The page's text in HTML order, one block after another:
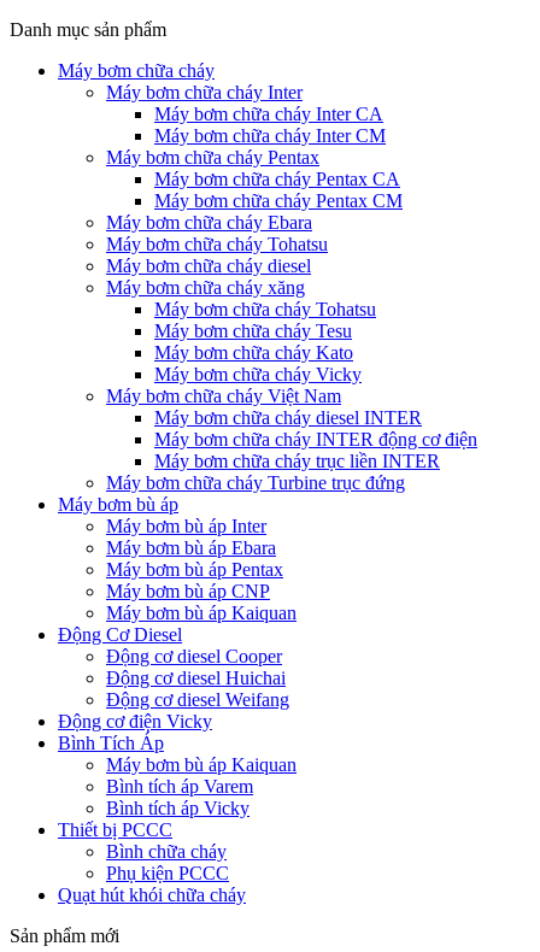
Danh mục sản phẩm
Máy bơm chữa cháy
Máy bơm chữa cháy Inter
Máy bơm chữa cháy Inter CA
Máy bơm chữa cháy Inter CM
Máy bơm chữa cháy Pentax
Máy bơm chữa cháy Pentax CA
Máy bơm chữa cháy Pentax CM
Máy bơm chữa cháy Ebara
Máy bơm chữa cháy Tohatsu
Máy bơm chữa cháy diesel
Máy bơm chữa cháy xăng
Máy bơm chữa cháy Tohatsu
Máy bơm chữa cháy Tesu
Máy bơm chữa cháy Kato
Máy bơm chữa cháy Vicky
Máy bơm chữa cháy Việt Nam
Máy bơm chữa cháy diesel INTER
Máy bơm chữa cháy INTER động cơ điện
Máy bơm chữa cháy trục liền INTER
Máy bơm chữa cháy Turbine trục đứng
Máy bơm bù áp
Máy bơm bù áp Inter
Máy bơm bù áp Ebara
Máy bơm bù áp Pentax
Máy bơm bù áp CNP
Máy bơm bù áp Kaiquan
Động Cơ Diesel
Động cơ diesel Cooper
Động cơ diesel Huichai
Động cơ diesel Weifang
Động cơ điện Vicky
Bình Tích Áp
Máy bơm bù áp Kaiquan
Bình tích áp Varem
Bình tích áp Vicky
Thiết bị PCCC
Bình chữa cháy
Phụ kiện PCCC
Quạt hút khói chữa cháy
Sản phẩm mới